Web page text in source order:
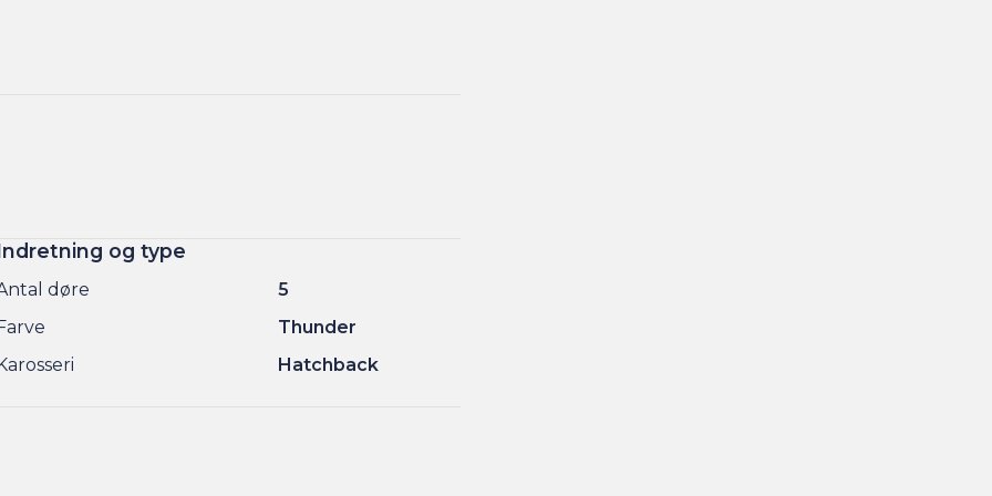
og type
døre
5
Thunder
Hatchback